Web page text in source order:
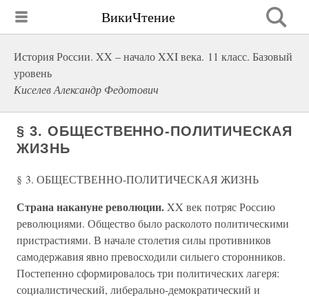
ВикиЧтение
История России. XX – начало XXI века. 11 класс. Базовый
уровень
Киселев Александр Федотович
§ 3. ОБЩЕСТВЕННО-ПОЛИТИЧЕСКАЯ
ЖИЗНЬ
§ 3. ОБЩЕСТВЕННО-ПОЛИТИЧЕСКАЯ ЖИЗНЬ
Страна накануне революции.XX век потряс Россию
революциями. Общество было расколото политическими
пристрастиями. В начале столетия силы противников
самодержавия явно превосходили силыего сторонников.
Постепенно сформировалось три политических лагеря:
социалистический, либерально-демократический и